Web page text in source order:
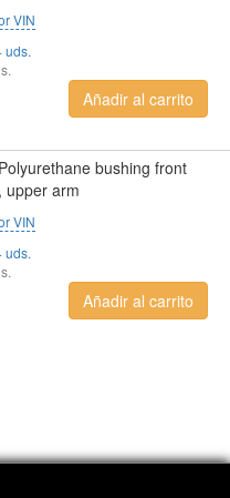
VIN
uds.
Añadir al carrito
Polyurethane bushing front
upper arm
VIN
uds.
Añadir al carrito